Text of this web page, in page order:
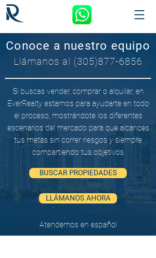
Conoce a nuestro equipo
Llámanos al (305)877-6856
Si buscas vender, comprar o alquilar, en
EverRealty estamos para ayudarte en todo
el proceso, mostrándote los diferentes
escenarios del mercado para que alcances
tus metas sin correr riesgos y siempre
compartiendo tus objetivos
BUSCAR PROPIEDADES
LLÁMANOS AHORA
Atendemos en español